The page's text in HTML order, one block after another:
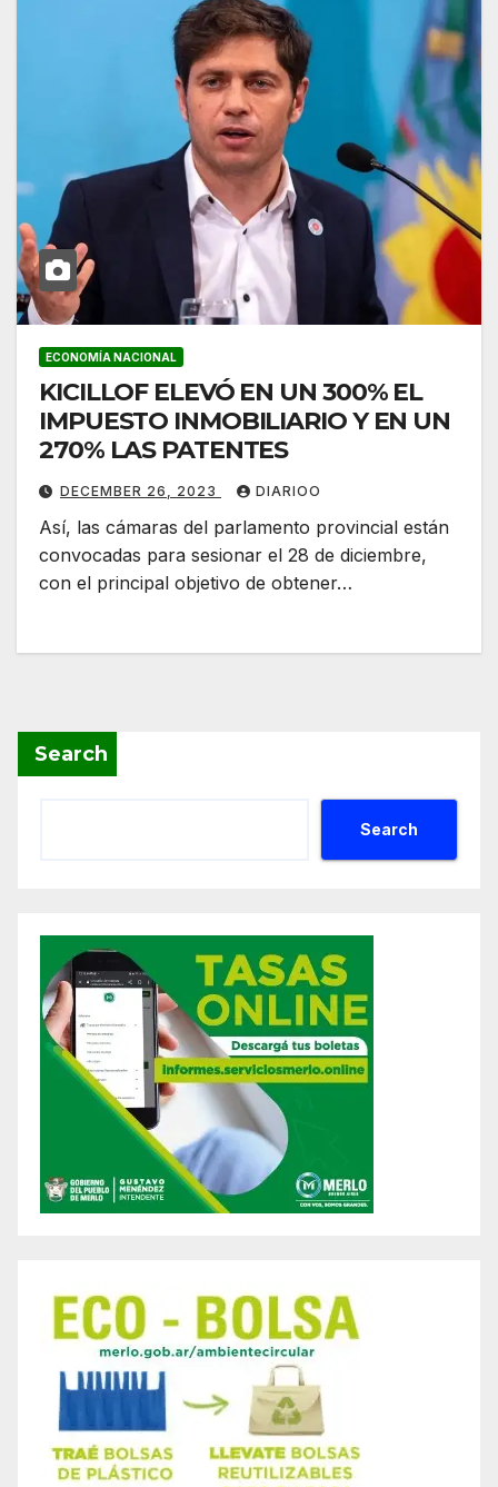
ECONOMÍA NACIONAL
KICILLOF ELEVÓ EN UN 300% EL
IMPUESTO INMOBILIARIO Y EN UN
270% LAS PATENTES
DECEMBER 26, 2023 DIARIOO
Así, las cámaras del parlamento provincial están
convocadas para sesionar el 28 de diciembre,
con el principal objetivo de obtener…
Search
Search